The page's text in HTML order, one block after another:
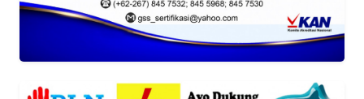
KONTAK
IKLAN